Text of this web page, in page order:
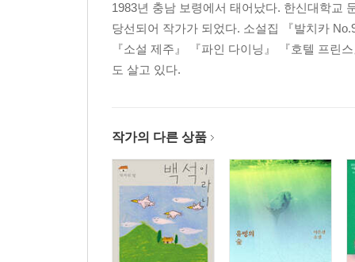
1983년 충남 보령에서 태어났다. 한신대학교
당선되어 작가가 되었다. 소설집 『발치카
『소설 제주』 『파인 다이닝』 『호텔 프린
도 살고 있다.
작가의 다른 상품